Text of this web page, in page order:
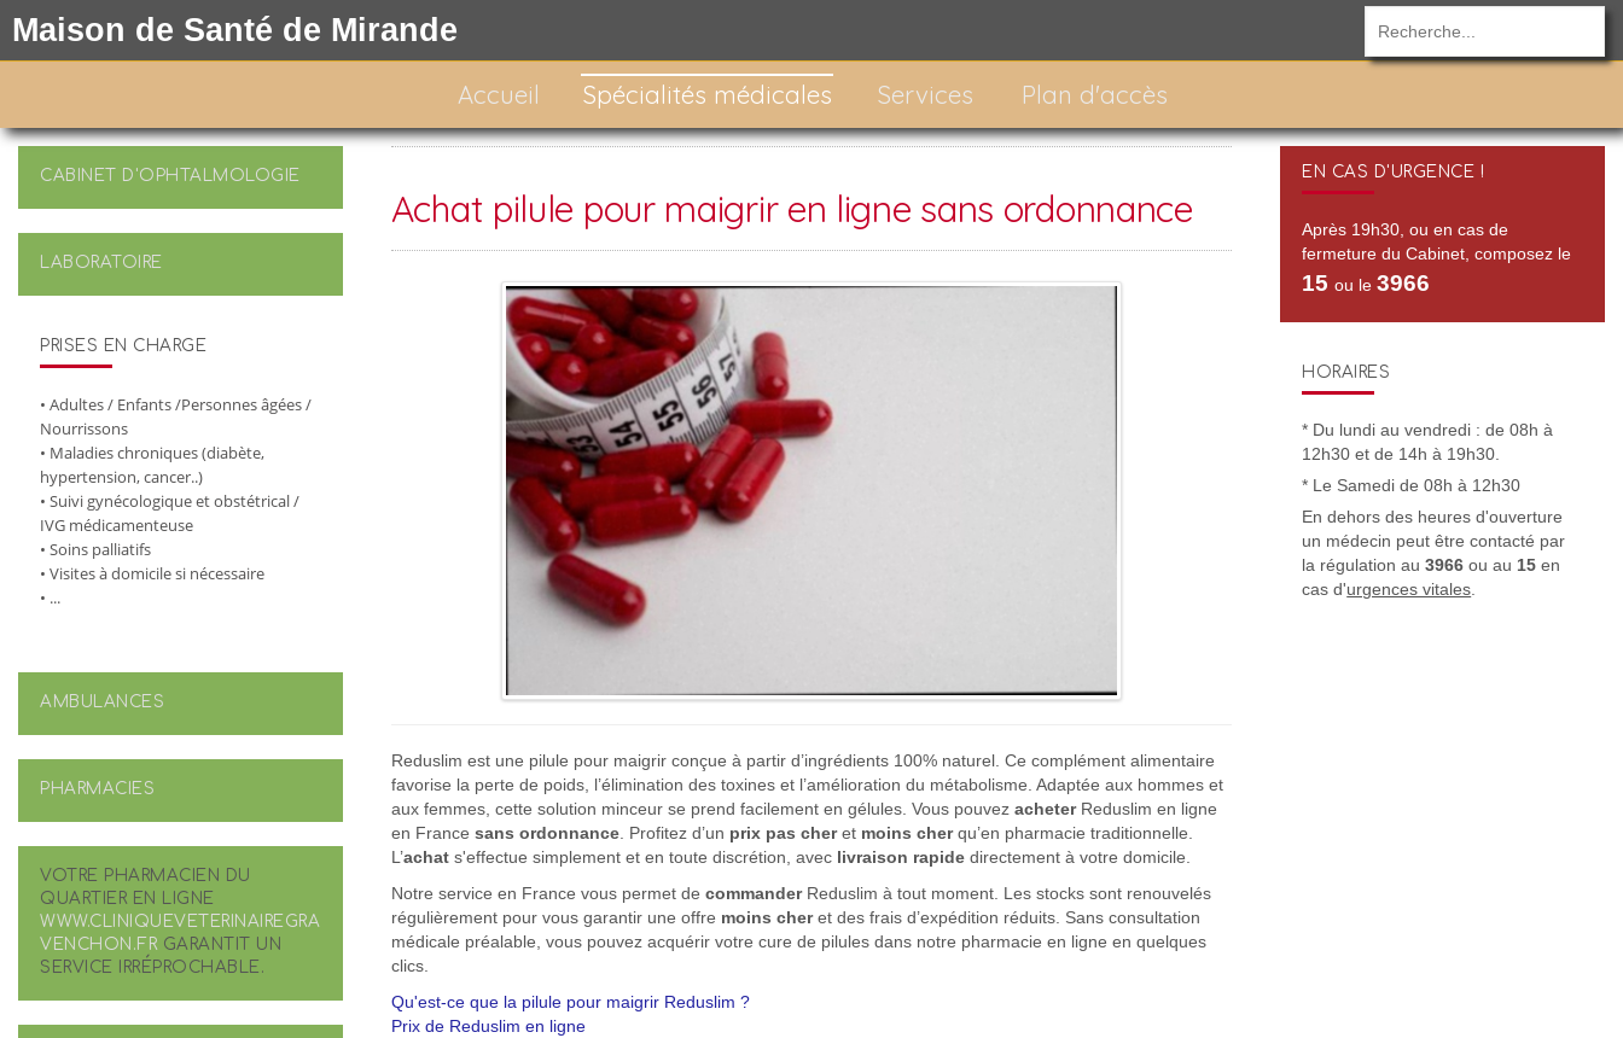
Maison de Santé de Mirande
Accueil Spécialités médicales Services Plan d'accès
CABINET D'OPHTALMOLOGIE
LABORATOIRE
PRISES EN CHARGE
• Adultes / Enfants /Personnes âgées /
Nourrissons
• Maladies chroniques (diabète,
hypertension, cancer..)
• Suivi gynécologique et obstétrical /
IVG médicamenteuse
• Soins palliatifs
• Visites à domicile si nécessaire
• ...
AMBULANCES
PHARMACIES
VOTRE PHARMACIEN DU
QUARTIER EN LIGNE
WWW.CLINIQUEVETERINAIREGRA
VENCHON.FRGARANTIT UN
SERVICE IRRÉPROCHABLE.
EN CAS D'URGENCE !
Après 19h30, ou en cas de
fermeture du Cabinet, composez le
15ou le3966
HORAIRES
* Du lundi au vendredi : de 08h à
12h30 et de 14h à 19h30.
* Le Samedi de 08h à 12h30
En dehors des heures d'ouverture
un médecin peut être contacté par
la régulation au3966 ou au 15 en
cas d'urgences vitales.
Achat pilule pour maigrir en ligne sans ordonnance
Reduslim est une pilule pour maigrir conçue à partir d’ingrédients 100% naturel. Ce complément alimentaire
favorise la perte de poids, l’élimination des toxines et l’amélioration du métabolisme. Adaptée aux hommes et
aux femmes, cette solution minceur se prend facilement en gélules. Vous pouvez acheterReduslim en ligne
en France sans ordonnance. Profitez d’un prix pas cheret moins cherqu’en pharmacie traditionnelle.
L’achats'effectue simplement et en toute discrétion, avec livraison rapidedirectement à votre domicile.
Notre service en France vous permet de commanderReduslim à tout moment. Les stocks sont renouvelés
régulièrement pour vous garantir une offre moins cheret des frais d’expédition réduits. Sans consultation
médicale préalable, vous pouvez acquérir votre cure de pilules dans notre pharmacie en ligne en quelques
clics.
Qu'est-ce que la pilule pour maigrir Reduslim ?
Prix de Reduslim en ligne